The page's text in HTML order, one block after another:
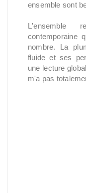
ensemble sont
L'ensemble
contemporaine
nombre. La
fluide et ses
une lecture
m'a pas